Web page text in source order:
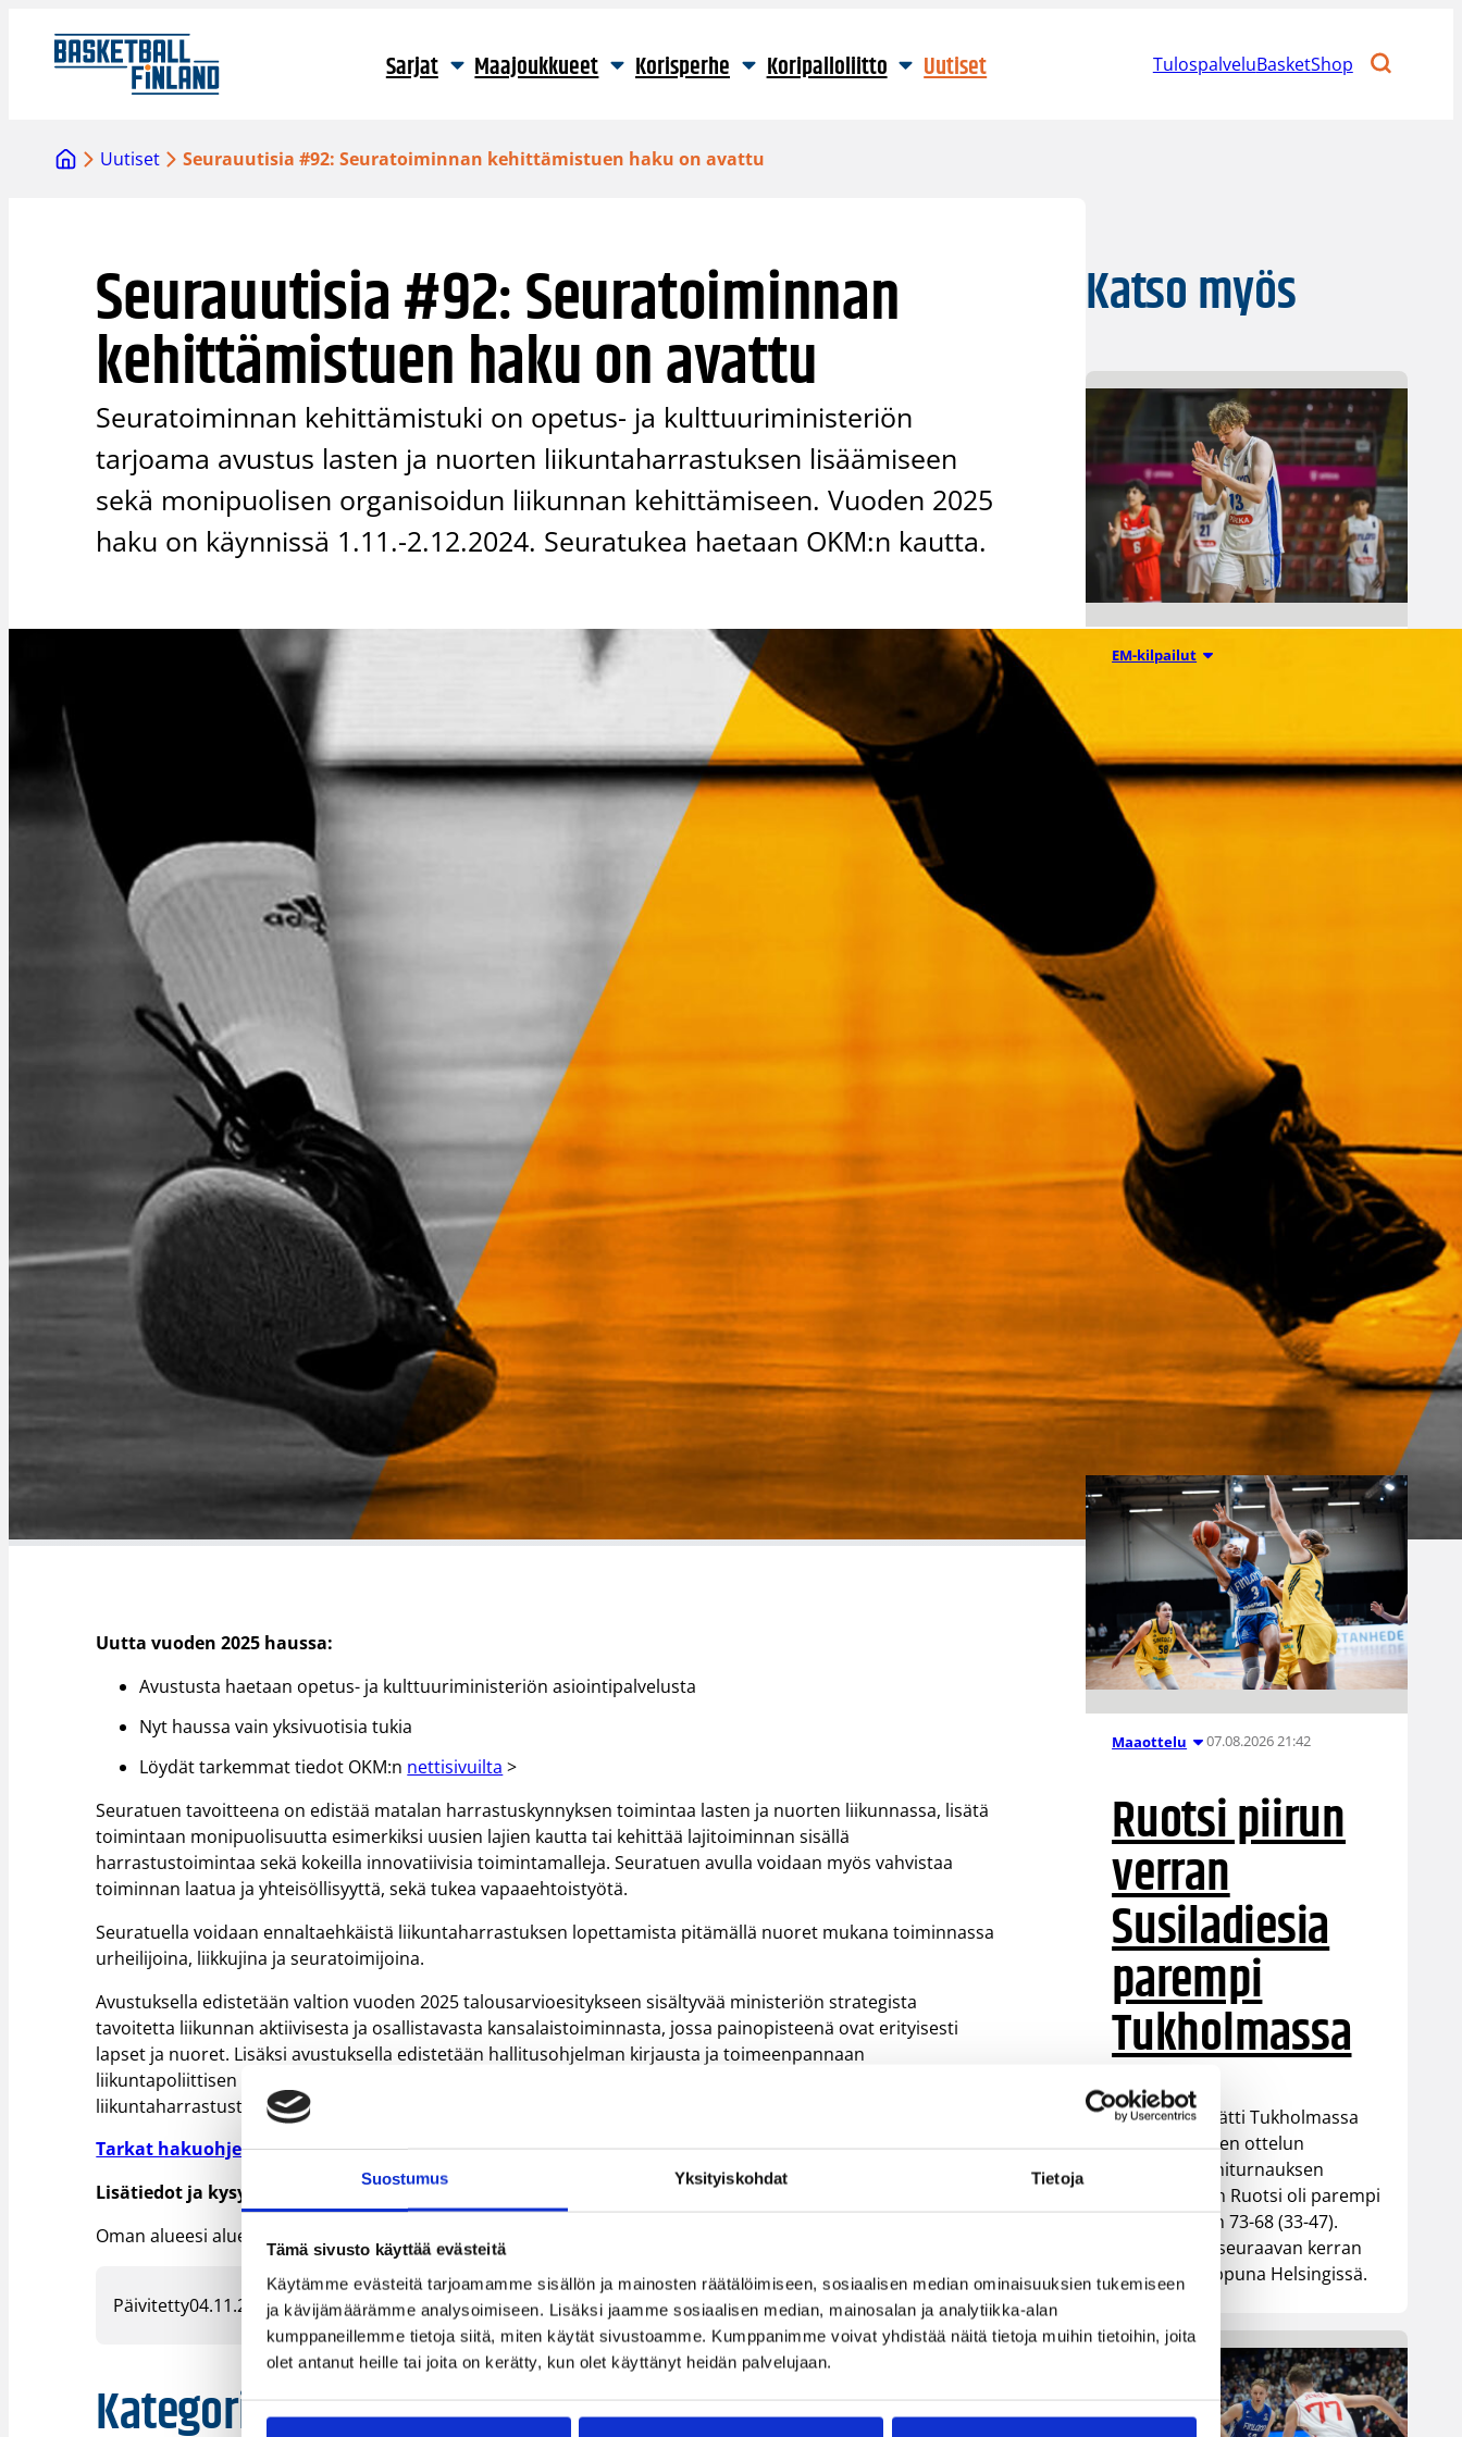
Suostumus Yksityiskohdat Tietoja
Tämä sivusto käyttää evästeitä
Käytämme evästeitä tarjoamamme sisällön ja mainosten räätälöimiseen, sosiaalisen median ominaisuuksien tukemiseen
ja kävijämäärämme analysoimiseen. Lisäksi jaamme sosiaalisen median, mainosalan ja analytiikka-alan
kumppaneillemme tietoja siitä, miten käytät sivustoamme. Kumppanimme voivat yhdistää näitä tietoja muihin tietoihin, joita
olet antanut heille tai joita on kerätty, kun olet käyttänyt heidän palvelujaan.
sisältöön
Sarjat Maajoukkueet Korisperhe Koripalloliitto Uutiset TulospalveluBasketShop
Uutiset Seurauutisia #92: Seuratoiminnan kehittämistuen haku on avattu
Seurauutisia #92: Seuratoiminnan
kehittämistuen haku on avattu
Seuratoiminnan kehittämistuki on opetus- ja kulttuuriministeriön
tarjoama avustus lasten ja nuorten liikuntaharrastuksen lisäämiseen
sekä monipuolisen organisoidun liikunnan kehittämiseen. Vuoden 2025
haku on käynnissä 1.11.-2.12.2024. Seuratukea haetaan OKM:n kautta.
Uutta vuoden 2025 haussa:
Avustusta haetaan opetus- ja kulttuuriministeriön asiointipalvelusta
Nyt haussa vain yksivuotisia tukia
Löydät tarkemmat tiedot OKM:n nettisivuilta >
Seuratuen tavoitteena on edistää matalan harrastuskynnyksen toimintaa lasten ja nuorten liikunnassa, lisätä
toimintaan monipuolisuutta esimerkiksi uusien lajien kautta tai kehittää lajitoiminnan sisällä
harrastustoimintaa sekä kokeilla innovatiivisia toimintamalleja. Seuratuen avulla voidaan myös vahvistaa
toiminnan laatua ja yhteisöllisyyttä, sekä tukea vapaaehtoistyötä.
Seuratuella voidaan ennaltaehkäistä liikuntaharrastuksen lopettamista pitämällä nuoret mukana toiminnassa
urheilijoina, liikkujina ja seuratoimijoina.
Avustuksella edistetään valtion vuoden 2025 talousarvioesitykseen sisältyvää ministeriön strategista
tavoitetta liikunnan aktiivisesta ja osallistavasta kansalaistoiminnasta, jossa painopisteenä ovat erityisesti
lapset ja nuoret. Lisäksi avustuksella edistetään hallitusohjelman kirjausta ja toimeenpannaan
liikuntapoliittisen selonteon tavoitetta käyttää seuratukea myös vähävaraisten perheiden
liikuntaharrastusten tukemiseen.
Tarkat hakuohjeet ja hakeminen täältä>
Lisätiedot ja kysymykset
Oman alueesi aluejärjestön yhteystiedot löydät
Päivitetty04.11.2024
Kategoriat
Katso myös
EM-kilpailut
Suomen 16-
vuotiaat pojat
voittivat
Luxemburgin
– EM-kisojen
voittotili
aukesi
vakuuttavalla
pelillä
Suomen 16-vuotiaat pojat
ottivat vakuuttavan 85–45-voiton
Luxemburgista B-divisioonan
EM-kilpailuissa johtamalla
ottelua alusta loppuun. Suomi
kohtaa huomenna Ruotsin klo
19.30 Suomen aikaa.
Maaottelu 07.08.2026 21:42
Ruotsi piirun
verran
Susiladiesia
parempi
Tukholmassa
Susiladies päätti Tukholmassa
pelatun kahden ottelun
mittaisen miniturnauksen
tappioon, kun Ruotsi oli parempi
loppulukemin 73-68 (33-47).
Suomi pelaa seuraavan kerran
ensi viikonloppuna Helsingissä.